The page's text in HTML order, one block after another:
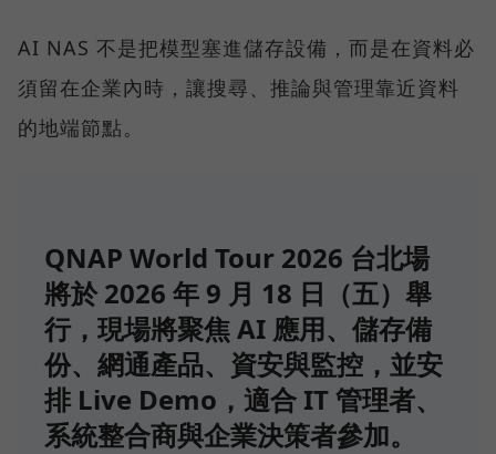
AI NAS 不是把模型塞進儲存設備，而是在資料必
須留在企業內時，讓搜尋、推論與管理靠近資料
的地端節點。
QNAP World Tour 2026 台北場
將於 2026 年 9 月 18 日（五）舉
行，現場將聚焦 AI 應用、儲存備
份、網通產品、資安與監控，並安
排 Live Demo，適合 IT 管理者、
系統整合商與企業決策者參加。